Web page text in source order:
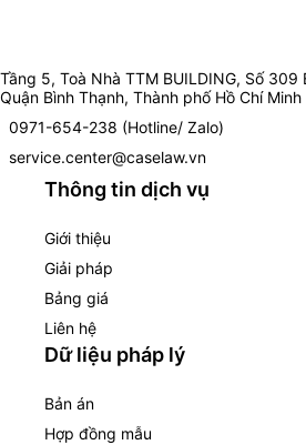
Tầng 5, Toà Nhà TTM BUILDING, Số
Quận Bình Thạnh, Thành phố Hồ Chí Minh
0971-654-238 (Hotline/ Zalo)
service.center@caselaw.vn
Thông tin dịch vụ
Giới thiệu
Giải pháp
Bảng giá
Liên hệ
Dữ liệu pháp lý
Bản án
Hợp đồng mẫu